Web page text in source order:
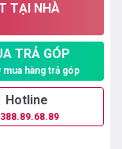
TẠI NHÀ
TRẢ GÓP
mua hàng trả góp
Hotline